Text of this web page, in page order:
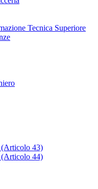
Tecnica Superiore
(Articolo 43)
(Articolo 44)